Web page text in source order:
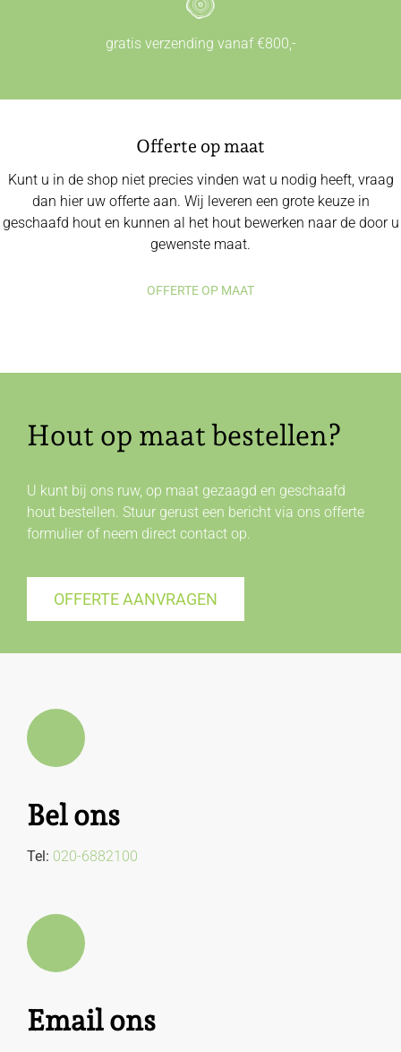
gratis verzending vanaf €800,-
Offerte op maat
Kunt u in de shop niet precies vinden wat u nodig heeft, vraag
dan hier uw offerte aan. Wij leveren een grote keuze in
geschaafd hout en kunnen al het hout bewerken naar de door u
gewenste maat.
OFFERTE OP MAAT
Hout op maat bestellen?
U kunt bij ons ruw, op maat gezaagd en geschaafd
hout bestellen. Stuur gerust een bericht via ons offerte
formulier of neem direct contactop.
OFFERTE AANVRAGEN
Bel ons
Tel: 020-6882100
Email ons